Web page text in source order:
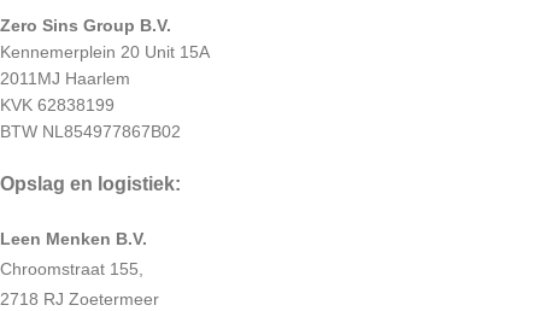
Zero Sins Group B.V.
Kennemerplein 20 Unit 15A
2011MJ Haarlem
KVK 62838199
BTW NL854977867B02
Opslag en logistiek:
Leen Menken B.V.
Chroomstraat 155,
2718 RJ Zoetermeer